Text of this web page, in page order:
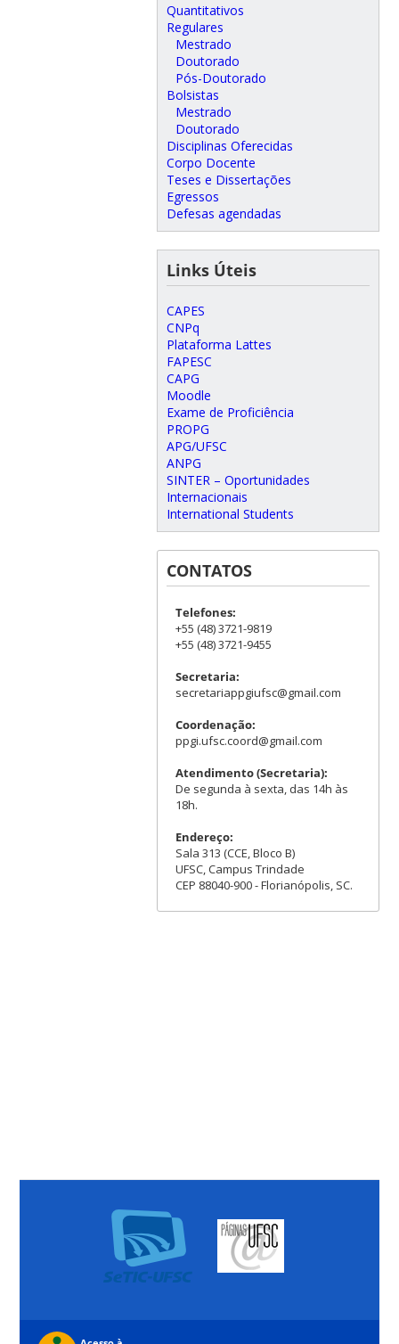
Quantitativos
Regulares
Mestrado
Doutorado
Pós-Doutorado
Bolsistas
Mestrado
Doutorado
Disciplinas Oferecidas
Corpo Docente
Teses e Dissertações
Egressos
Defesas agendadas
Links Úteis
CAPES
CNPq
Plataforma Lattes
FAPESC
CAPG
Moodle
Exame de Proficiência
PROPG
APG/UFSC
ANPG
SINTER – Oportunidades
Internacionais
International Students
CONTATOS
Telefones:
+55 (48) 3721-9819
+55 (48) 3721-9455
Secretaria:
secretariappgiufsc@gmail.com
Coordenação:
ppgi.ufsc.coord@gmail.com
Atendimento (Secretaria):
De segunda à sexta, das 14h às
18h.
Endereço:
Sala 313 (CCE, Bloco B)
UFSC, Campus Trindade
CEP 88040-900 - Florianópolis, SC.